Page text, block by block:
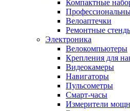
Компактные
Велоаптечки
Ремонтные
Электроника
Велокомпьютеры
Крепления для
Видеокамеры
Навигаторы
Пульсометры
Смарт-часы
Измерители